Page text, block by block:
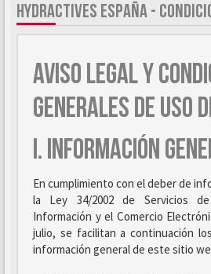
HYDRACTIVES ESPAÑA -
AVISO LEGAL Y
GENERALES DE USO
I. INFORMACIÓN
En cumplimiento con el deber de
la Ley 34/2002 de Servicios
Información y el Comercio
julio, se facilitan a continuación
información general de este sitio